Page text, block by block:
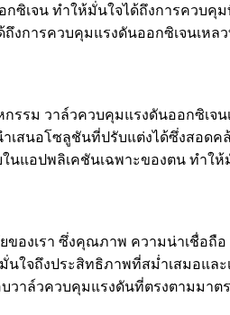
เจน ทำให้มั่นใจได้ถึงการควบคุ
ารควบคุมแรงดันออกซิเจนเหล
รม วาล์วควบคุมแรงดันออกซิเจ
เสนอโซลูชันที่ปรับแต่งได้ซึ่งสอด
แอปพลิเคชันเฉพาะของตน ทำใ
งเรา ซึ่งคุณภาพ ความน่าเชื่อถื
ใจถึงประสิทธิภาพที่สม่ำเสมอแ
วาล์วควบคุมแรงดันที่ตรงตามม